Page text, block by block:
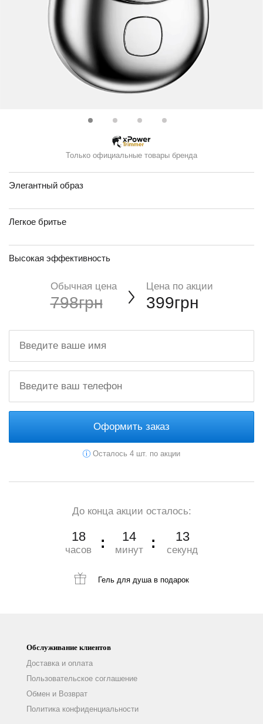
Только официальные товары бренда
Элегантный образ
Легкое бритье
Высокая эффективность
Обычная цена
798грн
Цена по акции
399грн
Оформить заказ
Осталось 4 шт. по акции
До конца акции осталось:
18
часов
14
минут
12
секунд
Гель для душав подарок
Обслуживание клиентов
Доставка и оплата
Пользовательское соглашение
Обмен и Возврат
Политика конфиденциальности